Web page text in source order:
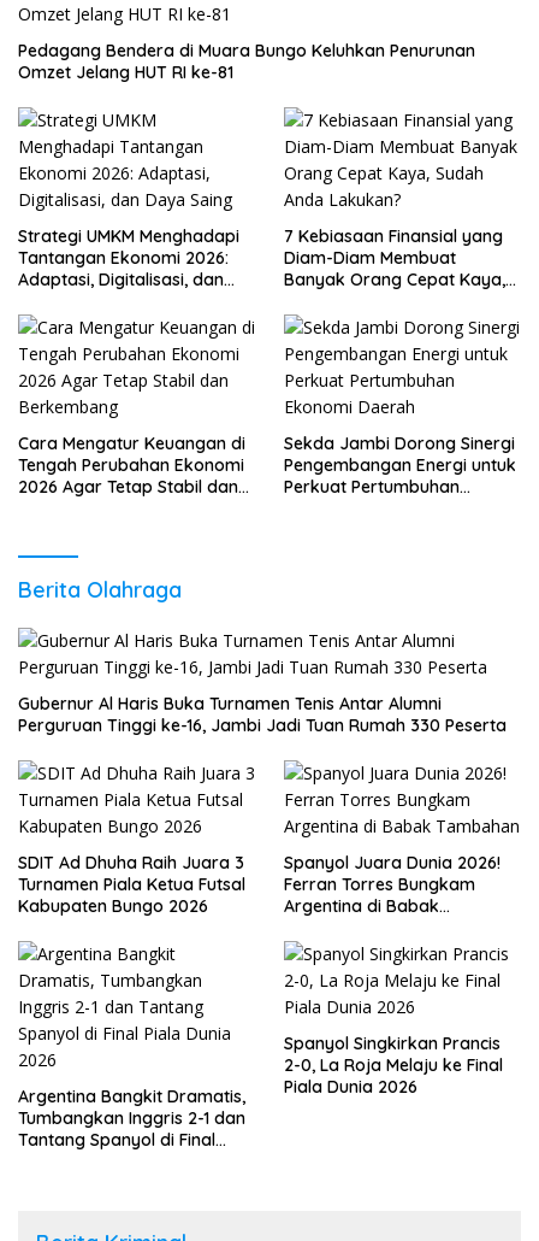
Pedagang Bendera di Muara Bungo Keluhkan Penurunan
Omzet Jelang HUT RI ke-81
Strategi UMKM Menghadapi
Tantangan Ekonomi 2026:
Adaptasi, Digitalisasi, dan
7 Kebiasaan Finansial yang
Diam-Diam Membuat
Banyak Orang Cepat Kaya,
Cara Mengatur Keuangan di
Tengah Perubahan Ekonomi
2026 Agar Tetap Stabil dan
Sekda Jambi Dorong Sinergi
Pengembangan Energi untuk
Perkuat Pertumbuhan
Berita Olahraga
Gubernur Al Haris Buka Turnamen Tenis Antar Alumni
Perguruan Tinggi ke-16, Jambi Jadi Tuan Rumah 330 Peserta
SDIT Ad Dhuha Raih Juara 3
Turnamen Piala Ketua Futsal
Kabupaten Bungo 2026
Spanyol Juara Dunia 2026!
Ferran Torres Bungkam
Argentina di Babak
Argentina Bangkit Dramatis,
Tumbangkan Inggris 2-1 dan
Tantang Spanyol di Final
Spanyol Singkirkan Prancis
2-0, La Roja Melaju ke Final
Piala Dunia 2026